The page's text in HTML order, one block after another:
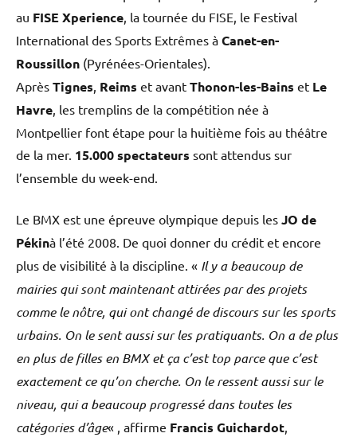
au FISE Xperience, la tournée du FISE, le Festival
International des Sports Extrêmes à Canet-en-
Roussillon (Pyrénées-Orientales).
Après Tignes, Reims et avant Thonon-les-Bains et Le
Havre, les tremplins de la compétition née à
Montpellier font étape pour la huitième fois au théâtre
de la mer. 15.000 spectateurs sont attendus sur
l’ensemble du week-end.
Le BMX est une épreuve olympique depuis les JO de
Pékinà l’été 2008. De quoi donner du crédit et encore
plus de visibilité à la discipline. « Il y a beaucoup de
mairies qui sont maintenant attirées par des projets
comme le nôtre, qui ont changé de discours sur les sports
urbains. On le sent aussi sur les pratiquants. On a de plus
en plus de filles en BMX et ça c’est top parce que c’est
exactement ce qu’on cherche. On le ressent aussi sur le
niveau, qui a beaucoup progressé dans toutes les
catégories d’âge« , affirme Francis Guichardot,